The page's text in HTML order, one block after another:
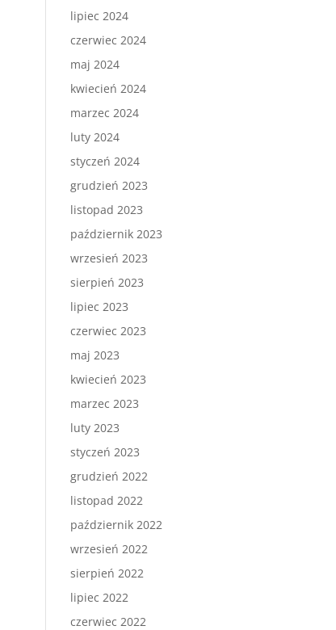
lipiec 2024
czerwiec 2024
maj 2024
kwiecień 2024
marzec 2024
luty 2024
styczeń 2024
grudzień 2023
listopad 2023
październik 2023
wrzesień 2023
sierpień 2023
lipiec 2023
czerwiec 2023
maj 2023
kwiecień 2023
marzec 2023
luty 2023
styczeń 2023
grudzień 2022
listopad 2022
październik 2022
wrzesień 2022
sierpień 2022
lipiec 2022
czerwiec 2022